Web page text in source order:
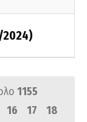
2024)
1155
16 17
18